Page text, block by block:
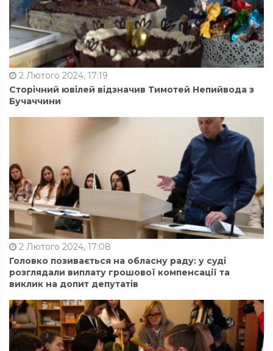
2 Лютого 2024, 17:19
Сторічний ювілей відзначив Тимотей Непийвода з
Бучаччини
2 Лютого 2024, 17:08
Головко позивається на обласну раду: у суді
розглядали виплату грошової компенсації та
виклик на допит депутатів